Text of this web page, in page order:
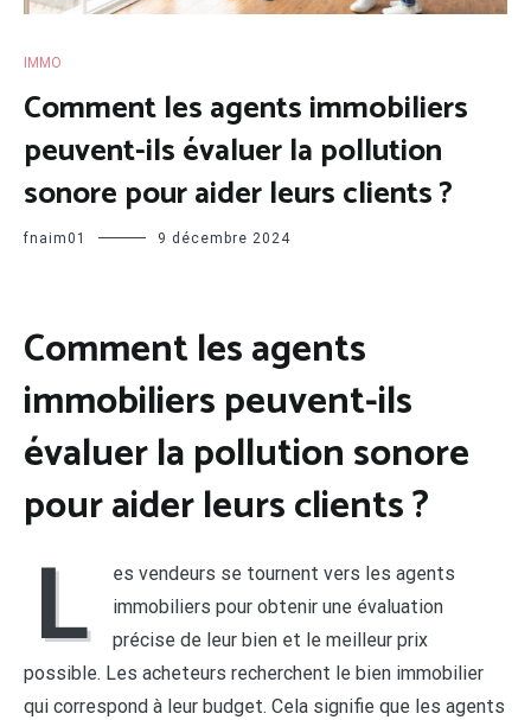
IMMO
Comment les agents immobiliers
peuvent-ils évaluer la pollution
sonore pour aider leurs clients ?
fnaim01 9 décembre 2024
Comment les agents
immobiliers peuvent-ils
évaluer la pollution sonore
pour aider leurs clients ?
L
es vendeurs se tournent vers les agents
immobiliers pour obtenir une évaluation
précise de leur bien et le meilleur prix
possible. Les acheteurs recherchent le bien immobilier
qui correspond à leur budget. Cela signifie que les agents